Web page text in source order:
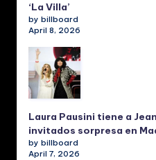
‘La Villa’
by billboard
April 8, 2026
Laura Pausini tiene a
invitados sorpresa en
by billboard
April 7, 2026